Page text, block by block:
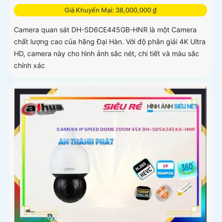
Giá Khuyến Mại: 38,000,000 ₫
Camera quan sát DH-SD6CE445GB-HNR là một Camera
chất lượng cao của hãng Đại Hàn. Với độ phân giải 4K Ultra
HD, camera này cho hình ảnh sắc nét, chi tiết và màu sắc
chính xác